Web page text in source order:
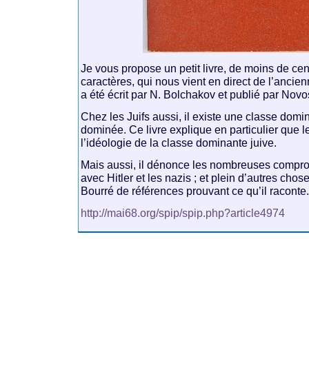
Je vous propose un petit livre, de moins de
caractères, qui nous vient en direct de
a été écrit par N. Bolchakov et publié par
Chez les Juifs aussi, il existe une classe
dominée. Ce livre explique en particulier que
l’idéologie de la classe dominante juive.
Mais aussi, il dénonce les nombreuses
avec Hitler et les nazis ; et plein d’autres
Bourré de références prouvant ce qu’il
http://mai68.org/spip/spip.php?article4974